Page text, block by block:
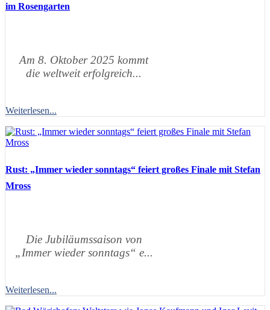
im Rosengarten
Am 8. Oktober 2025 kommt
die weltweit erfolgreich...
Weiterlesen...
Rust: „Immer wieder sonntags“ feiert großes Finale mit Stefan
Mross
Die Jubiläumssaison von
„Immer wieder sonntags“ e...
Weiterlesen...